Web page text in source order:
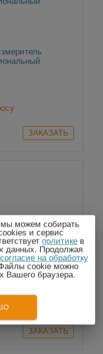
можем собирать
и сервис
политике в
данных. Продолжая
согласие на обработку
cookie можно
Вашего браузера.